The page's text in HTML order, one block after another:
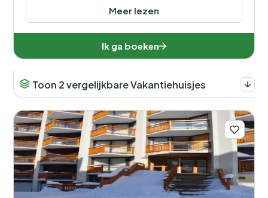
Meer lezen
Ik ga boeken
Toon 2 vergelijkbare Vakantiehuisjes